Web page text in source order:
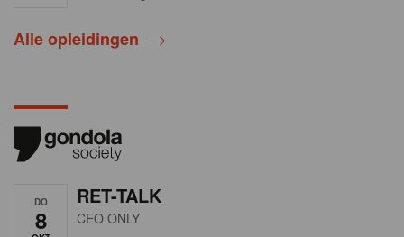
Alle opleidingen
DO
8
RET-TALK
CEO ONLY